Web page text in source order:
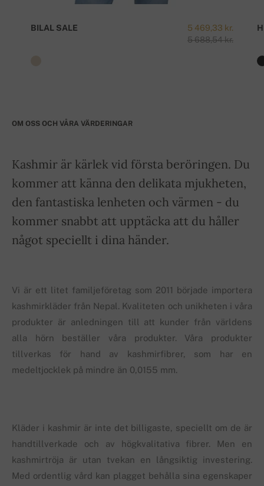
5 469,33 kr.
5 688,54 kr.
BILAL SALE
OM OSS OCH VÅRA VÄRDERINGAR
Kashmir är kärlek vid första beröringen. Du
kommer att känna den delikata mjukheten,
den fantastiska lenheten och värmen - du
kommer snabbt att upptäcka att du håller
något speciellt i dina händer.
Vi är ett litet familjeföretag som 2011 började importera
kashmirkläder från Nepal. Kvaliteten och unikheten i våra
produkter är anledningen till att kunder från världens
alla hörn beställer våra produkter. Våra produkter
tillverkas för hand av kashmirfibrer, som har en
medeltjocklek på mindre än 0,0155 mm.
Kläder i kashmir är inte det billigaste, speciellt om de är
handtillverkade och av högkvalitativa fibrer. Men en
kashmirtröja är utan tvekan en långsiktig investering.
Med ordentlig vård kan plagget behålla sina egenskaper